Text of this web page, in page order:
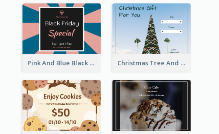
Pink And Blue Black Friday Specials Gift Card Christmas Tree And Sky Photo Gift Card